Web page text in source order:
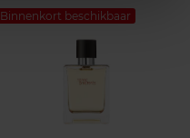
Binnenkort beschikbaar